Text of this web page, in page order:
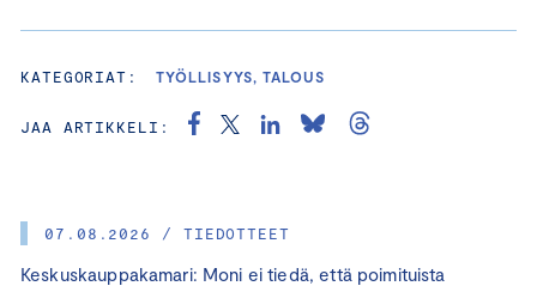
07.08.2026 / TIEDOTTEET
Keskuskauppakamari: Moni ei tiedä, että poimituista
KATEGORIAT: TYÖLLISYYS, TALOUS
JAA ARTIKKELI: